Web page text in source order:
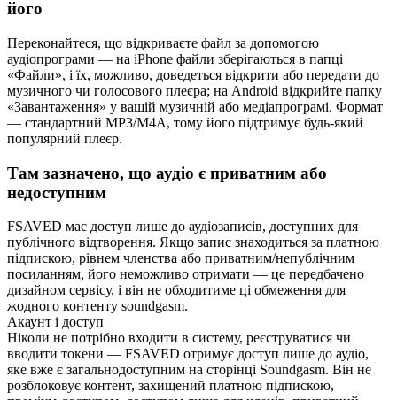
його
Переконайтеся, що відкриваєте файл за допомогою
аудіопрограми — на iPhone файли зберігаються в папці
«Файли», і їх, можливо, доведеться відкрити або передати до
музичного чи голосового плеєра; на Android відкрийте папку
«Завантаження» у вашій музичній або медіапрограмі. Формат
— стандартний MP3/M4A, тому його підтримує будь-який
популярний плеєр.
Там зазначено, що аудіо є приватним або
недоступним
FSAVED має доступ лише до аудіозаписів, доступних для
публічного відтворення. Якщо запис знаходиться за платною
підпискою, рівнем членства або приватним/непублічним
посиланням, його неможливо отримати — це передбачено
дизайном сервісу, і він не обходитиме ці обмеження для
жодного контенту soundgasm.
Акаунт і доступ
Ніколи не потрібно входити в систему, реєструватися чи
вводити токени — FSAVED отримує доступ лише до аудіо,
яке вже є загальнодоступним на сторінці Soundgasm. Він не
розблоковує контент, захищений платною підпискою,